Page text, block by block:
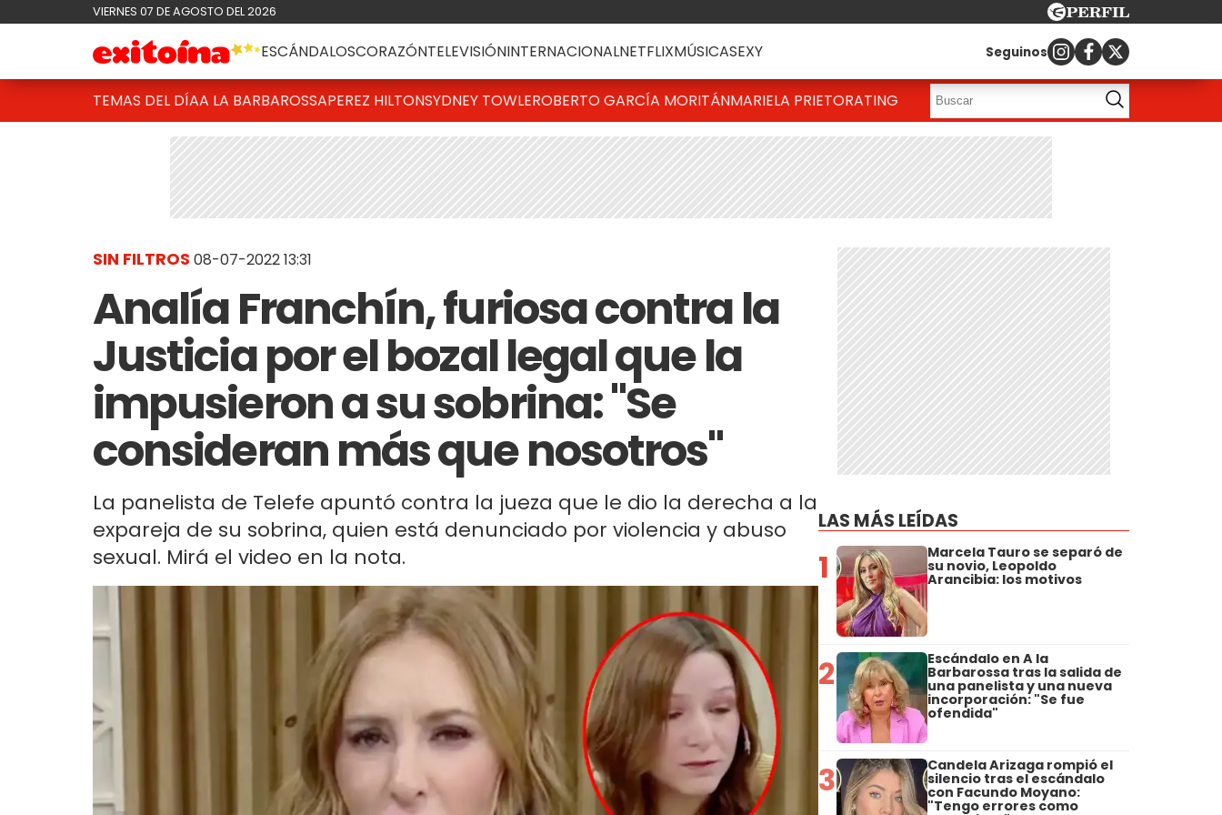
VIERNES 07 DE AGOSTO DEL 2026
ESCÁNDALOSCORAZÓNTELEVISIÓNINTERNACIONALNETFLIXMÚSICASEXY Seguinos
TEMAS DEL DÍAA LA BARBAROSSAPEREZ HILTONSYDNEY TOWLEROBERTO GARCÍA MORITÁNMARIELA PRIETORATING
SIN FILTROS 08-07-2022 13:31
Analía Franchín, furiosa contra la
Justicia por el bozal legal que la
impusieron a su sobrina: "Se
consideran más que nosotros"
La panelista de Telefe apuntó contra la jueza que le dio la derecha a la
expareja de su sobrina, quien está denunciado por violencia y abuso
sexual. Mirá el video en la nota.
LAS MÁS LEÍDAS
1 Marcela Tauro se separó de
su novio, Leopoldo
Arancibia: los motivos
2 Escándalo en A la
Barbarossa tras la salida de
una panelista y una nueva
incorporación: "Se fue
ofendida"
3 Candela Arizaga rompió el
silencio tras el escándalo
con Facundo Moyano:
"Tengo errores como